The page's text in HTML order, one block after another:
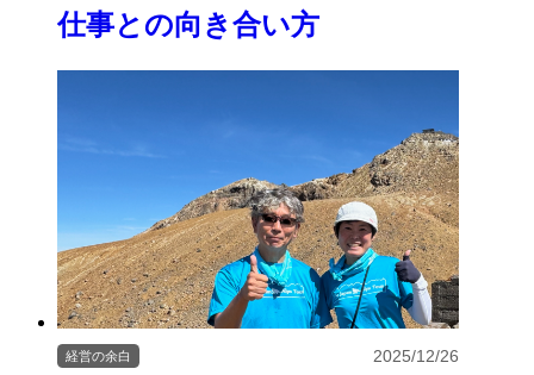
仕事との向き合い方
経営の余白 2025/12/26